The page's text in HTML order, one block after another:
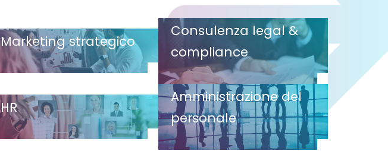
Marketing strategico
Consulenza legal &
compliance
HR
Amministrazione del
personale